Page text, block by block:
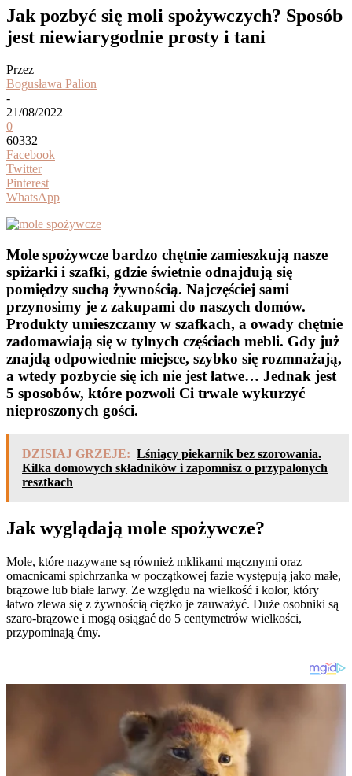
Jak pozbyć się moli spożywczych? Sposób
jest niewiarygodnie prosty i tani
Przez
Bogusława Palion
-
21/08/2022
0
60332
Facebook
Twitter
Pinterest
WhatsApp
Mole spożywcze bardzo chętnie zamieszkują nasze
spiżarki i szafki, gdzie świetnie odnajdują się
pomiędzy suchą żywnością. Najczęściej sami
przynosimy je z zakupami do naszych domów.
Produkty umieszczamy w szafkach, a owady chętnie
zadomawiają się w tylnych częściach mebli. Gdy już
znajdą odpowiednie miejsce, szybko się rozmnażają,
a wtedy pozbycie się ich nie jest łatwe… Jednak jest
5 sposobów, które pozwoli Ci trwale wykurzyć
nieproszonych gości.
DZISIAJ GRZEJE: Lśniący piekarnik bez szorowania.
Kilka domowych składników i zapomnisz o przypalonych
resztkach
Jak wyglądają mole spożywcze?
Mole, które nazywane są również mklikami mącznymi oraz
omacnicami spichrzanka w początkowej fazie występują jako małe,
brązowe lub białe larwy. Ze względu na wielkość i kolor, który
łatwo zlewa się z żywnością ciężko je zauważyć. Duże osobniki są
szaro-brązowe i mogą osiągać do 5 centymetrów wielkości,
przypominają ćmy.